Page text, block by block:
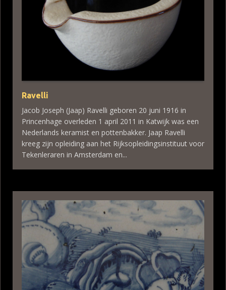
Ravelli
Jacob Joseph (Jaap) Ravelli geboren 20 juni 1916 in
Princenhage overleden 1 april 2011 in Katwijk was een
Nederlands keramist en pottenbakker. Jaap Ravelli
kreeg zijn opleiding aan het Rijksopleidingsinstituut voor
Tekenleraren in Amsterdam en...